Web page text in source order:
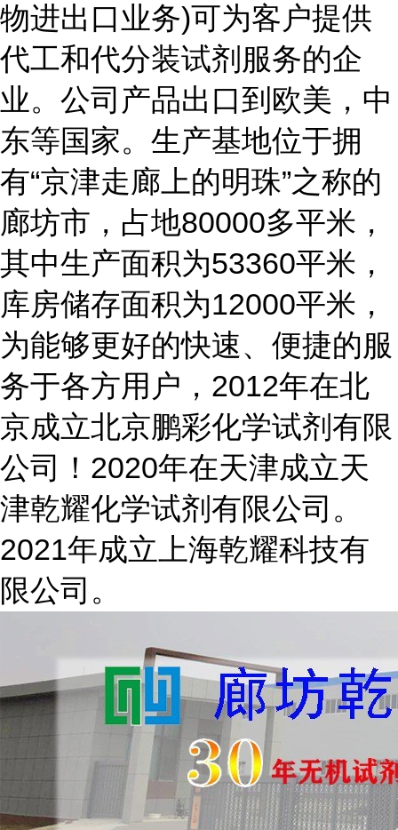
物进出口业务)可为客户提供
代工和代分装试剂服务的企
业。公司产品出口到欧美，中
东等国家。生产基地位于拥
有“京津走廊上的明珠”之称的
廊坊市，占地80000多平米，
其中生产面积为53360平米，
库房储存面积为12000平米，
为能够更好的快速、便捷的服
务于各方用户，2012年在北
京成立北京鹏彩化学试剂有限
公司！2020年在天津成立天
津乾耀化学试剂有限公司。
2021年成立上海乾耀科技有
限公司。